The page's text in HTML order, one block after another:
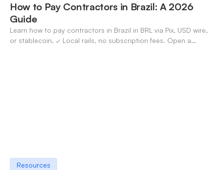
How to Pay Contractors in Brazil: A 2026
Guide
Learn how to pay contractors in Brazil in BRL via Pix, USD wire,
or stablecoin. ✓ Local rails, no subscription fees. Open a
Resources